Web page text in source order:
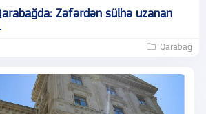
Zəfərdən sülhə uzanan
Qarabağ